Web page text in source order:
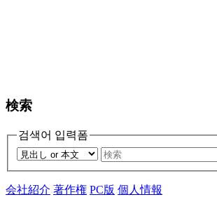
検索
검색어 입력폼
会社紹介 著作権 PC版 個人情報